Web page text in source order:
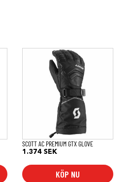
SCOTT AC PREMIUM GTX GLOVE
1.374SEK
KÖP NU
produkten
alternativen
på
produktsidan